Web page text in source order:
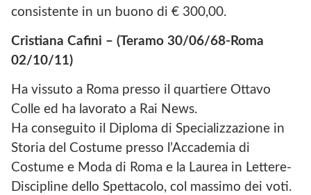
consistente in un buono di € 300,00.
Cristiana Cafini – (Teramo 30/06/68-Roma
02/10/11)
Ha vissuto a Roma presso il quartiere Ottavo
Colle ed ha lavorato a Rai News.
Ha conseguito il Diploma di Specializzazione in
Storia del Costume presso l’Accademia di
Costume e Moda di Roma e la Laurea in Lettere-
Discipline dello Spettacolo, col massimo dei voti.